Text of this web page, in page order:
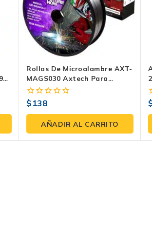
Rollos De Microalambre AXT-
MAGS030 Axtech Para
Soldaduras Resistentes
0
fuera
5
$138
AÑADIR AL CARRITO
0
5